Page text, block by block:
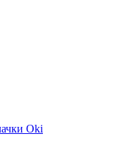
Oki